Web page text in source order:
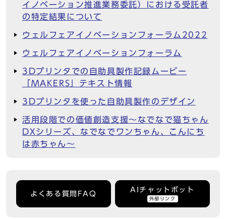
イノベーション推進業務委託）における受託者
の特定結果について
ウェルフェアイノベーションフォーラム2022
ウェルフェアイノベーションフォーラム
3Dプリンタでの自助具製作記録ムービー
「MAKERS」テキスト情報
3Dプリンタを使った自助具製作のデザイン
活用段階での価値創造支援～なでなで猫ちゃん
DXシリーズ、なでなでワンちゃん、こんにち
は赤ちゃん～
よくある質問FAQ
AIチャットボット
外部リンク